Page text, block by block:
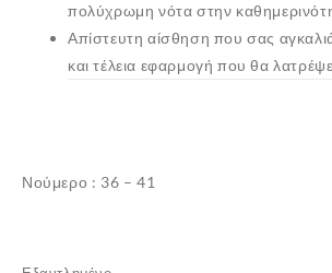
πολύχρωμη νότα στην
Απίστευτη αίσθηση που σας
και τέλεια εφαρμογή που θα
Νούμερο : 36 – 41